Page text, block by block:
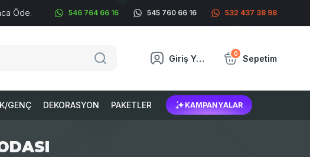
Öde. 546 764 66 16 545 760 66 16 532 437 38 98
Giriş Yap 0 Sepetim
GENÇ DEKORASYON PAKETLER KAMPANYALAR